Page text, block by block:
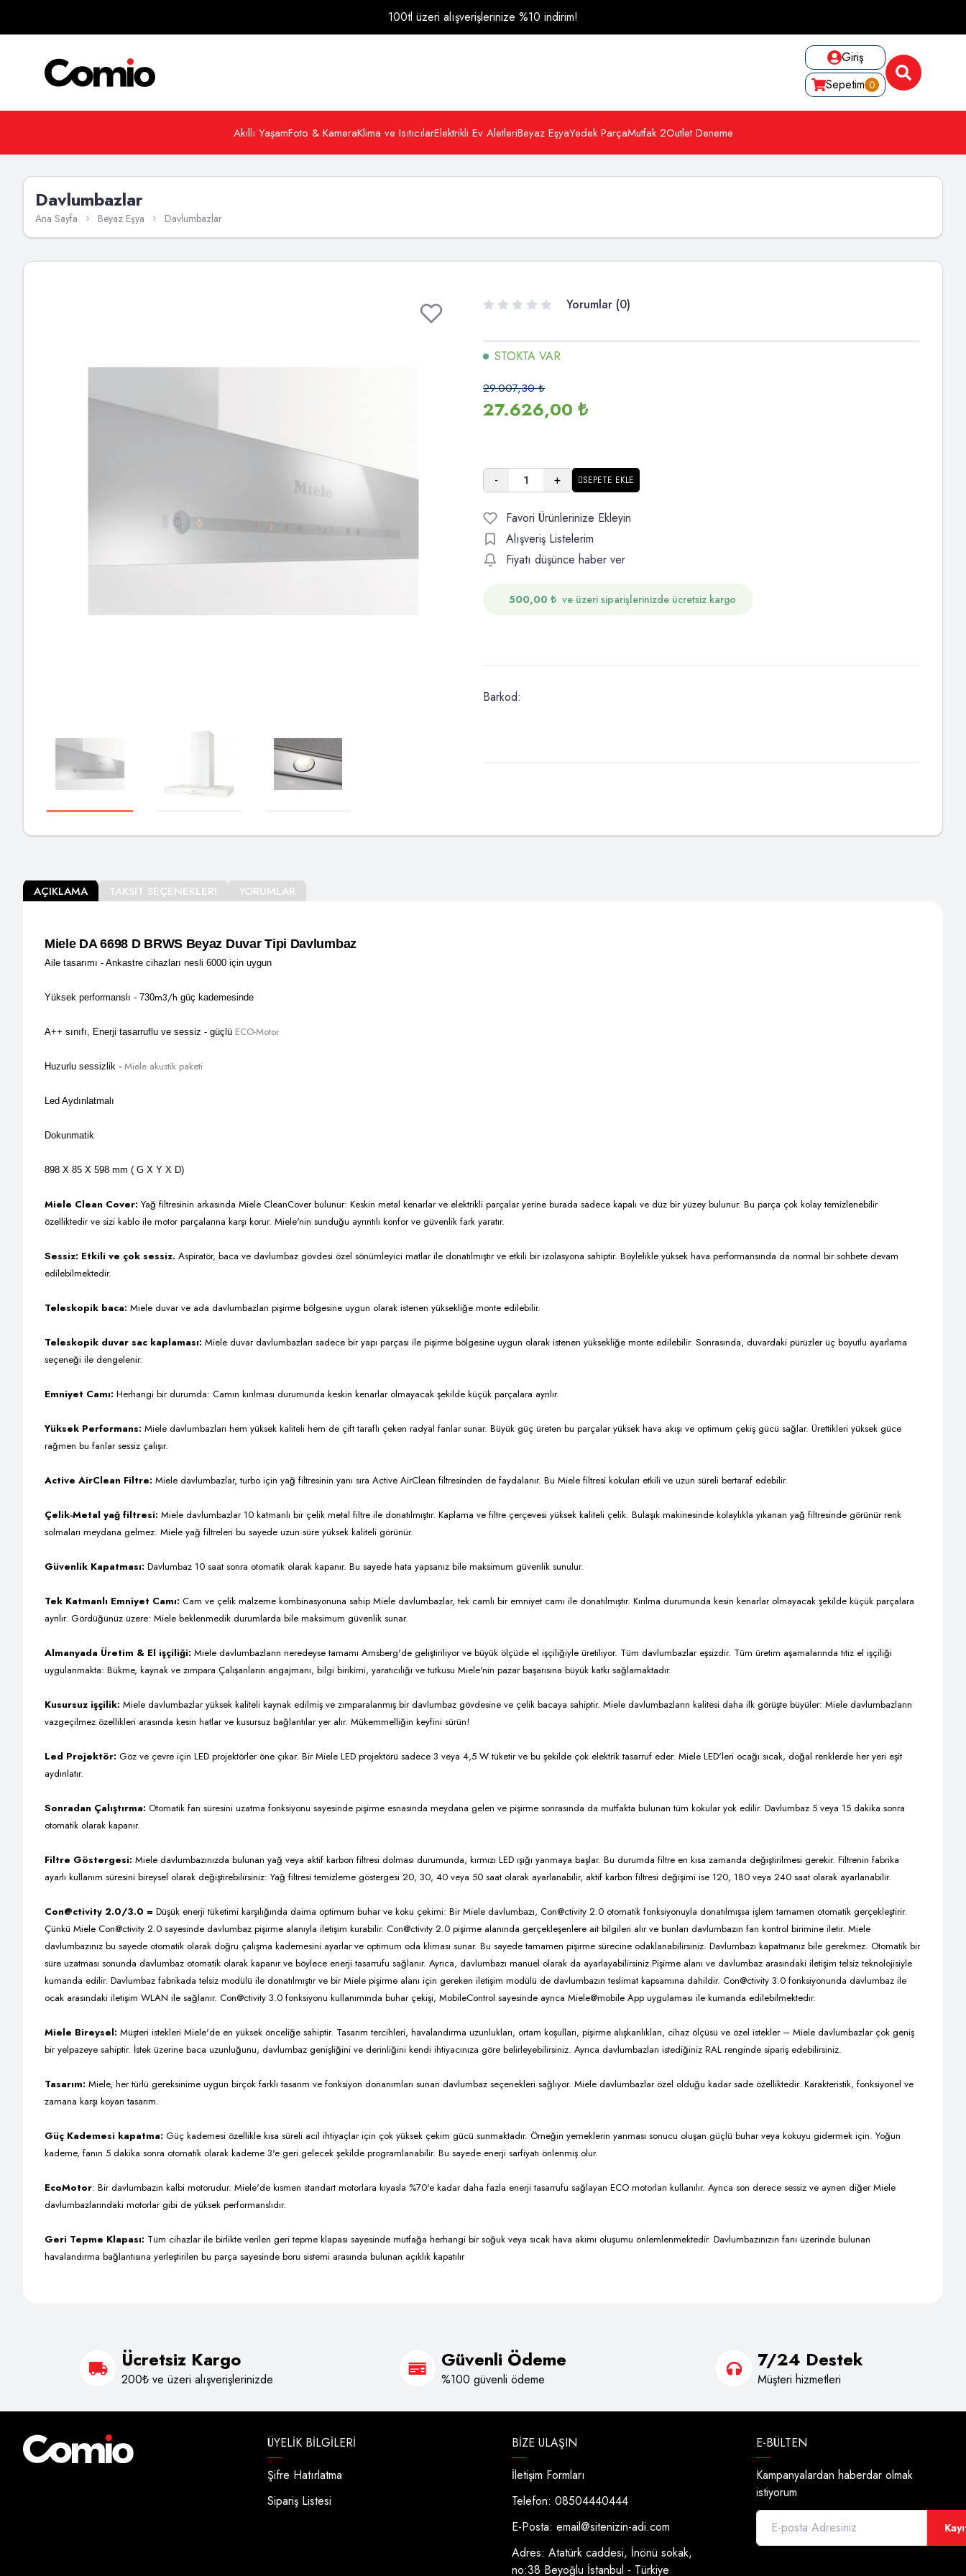
100tl üzeri alışverişlerinize %10 indirim!
Giriş
Sepetim 0
Akıllı YaşamFoto & KameraKlima ve IsıtıcılarElektrikli Ev AletleriBeyaz EşyaYedek ParçaMutfak 2Outlet Deneme
Davlumbazlar
Ana Sayfa Beyaz Eşya Davlumbazlar
Yorumlar (0)
STOKTA VAR
29.007,30₺
27.626,00 ₺
- + SEPETE EKLE
Favori Ürünlerinize Ekleyin
Alışveriş Listelerim
Fiyatı düşünce haber ver
500,00 ₺ ve üzeri siparişlerinizde ücretsiz kargo
Barkod:
AÇIKLAMA TAKSIT SEÇENEKLERI YORUMLAR
Miele DA 6698 D BRWS Beyaz Duvar Tipi Davlumbaz
Aile tasarımı - Ankastre cihazları nesli 6000 için uygun
Yüksek performanslı - 730m3/h güç kademesinde
A++ sınıfı, Enerji tasarruflu ve sessiz - güçlü ECO-Motor
Huzurlu sessizlik - Miele akustik paketi
Led Aydınlatmalı
Dokunmatik
898 X 85 X 598 mm ( G X Y X D)
Miele Clean Cover: Yağ filtresinin arkasında Miele CleanCover bulunur: Keskin metal kenarlar ve elektrikli parçalar yerine burada sadece kapalı ve düz bir yüzey bulunur. Bu parça çok kolay temizlenebilir
özelliktedir ve sizi kablo ile motor parçalarına karşı korur. Miele'nin sunduğu ayrıntılı konfor ve güvenlik fark yaratır.
Sessiz: Etkili ve çok sessiz. Aspiratör, baca ve davlumbaz gövdesi özel sönümleyici matlar ile donatılmıştır ve etkili bir izolasyona sahiptir. Böylelikle yüksek hava performansında da normal bir sohbete devam
edilebilmektedir.
Teleskopik baca: Miele duvar ve ada davlumbazları pişirme bölgesine uygun olarak istenen yüksekliğe monte edilebilir.
Teleskopik duvar sac kaplaması: Miele duvar davlumbazları sadece bir yapı parçası ile pişirme bölgesine uygun olarak istenen yüksekliğe monte edilebilir. Sonrasında, duvardaki pürüzler üç boyutlu ayarlama
seçeneği ile dengelenir.
Emniyet Camı: Herhangi bir durumda: Camın kırılması durumunda keskin kenarlar olmayacak şekilde küçük parçalara ayrılır.
Yüksek Performans: Miele davlumbazları hem yüksek kaliteli hem de çift taraflı çeken radyal fanlar sunar. Büyük güç üreten bu parçalar yüksek hava akışı ve optimum çekiş gücü sağlar. Ürettikleri yüksek güce
rağmen bu fanlar sessiz çalışır.
Active AirClean Filtre: Miele davlumbazlar, turbo için yağ filtresinin yanı sıra Active AirClean filtresinden de faydalanır. Bu Miele filtresi kokuları etkili ve uzun süreli bertaraf edebilir.
Çelik-Metal yağ filtresi: Miele davlumbazlar 10 katmanlı bir çelik metal filtre ile donatılmıştır. Kaplama ve filtre çerçevesi yüksek kaliteli çelik. Bulaşık makinesinde kolaylıkla yıkanan yağ filtresinde görünür renk
solmaları meydana gelmez. Miele yağ filtreleri bu sayede uzun süre yüksek kaliteli görünür.
Güvenlik Kapatması: Davlumbaz 10 saat sonra otomatik olarak kapanır. Bu sayede hata yapsanız bile maksimum güvenlik sunulur.
Tek Katmanlı Emniyet Camı: Cam ve çelik malzeme kombinasyonuna sahip Miele davlumbazlar, tek camlı bir emniyet camı ile donatılmıştır. Kırılma durumunda kesin kenarlar olmayacak şekilde küçük parçalara
ayrılır. Gördüğünüz üzere: Miele beklenmedik durumlarda bile maksimum güvenlik sunar.
Almanyada Üretim & El işçiliği: Miele davlumbazların neredeyse tamamı Arnsberg'de geliştiriliyor ve büyük ölçüde el işçiliğiyle üretiliyor. Tüm davlumbazlar eşsizdir. Tüm üretim aşamalarında titiz el işçiliği
uygulanmakta: Bükme, kaynak ve zımpara Çalışanların angajmanı, bilgi birikimi, yaratıcılığı ve tutkusu Miele'nin pazar başarısına büyük katkı sağlamaktadır.
Kusursuz işçilik: Miele davlumbazlar yüksek kaliteli kaynak edilmiş ve zımparalanmış bir davlumbaz gövdesine ve çelik bacaya sahiptir. Miele davlumbazların kalitesi daha ilk görüşte büyüler: Miele davlumbazların
vazgeçilmez özellikleri arasında kesin hatlar ve kusursuz bağlantılar yer alır. Mükemmelliğin keyfini sürün!
Led Projektör: Göz ve çevre için LED projektörler öne çıkar. Bir Miele LED projektörü sadece 3 veya 4,5 W tüketir ve bu şekilde çok elektrik tasarruf eder. Miele LED'leri ocağı sıcak, doğal renklerde her yeri eşit
aydınlatır.
Sonradan Çalıştırma: Otomatik fan süresini uzatma fonksiyonu sayesinde pişirme esnasında meydana gelen ve pişirme sonrasında da mutfakta bulunan tüm kokular yok edilir. Davlumbaz 5 veya 15 dakika sonra
otomatik olarak kapanır.
Filtre Göstergesi: Miele davlumbazınızda bulunan yağ veya aktif karbon filtresi dolması durumunda, kırmızı LED ışığı yanmaya başlar. Bu durumda filtre en kısa zamanda değiştirilmesi gerekir. Filtrenin fabrika
ayarlı kullanım süresini bireysel olarak değiştirebilirsiniz: Yağ filtresi temizleme göstergesi 20, 30, 40 veya 50 saat olarak ayarlanabilir, aktif karbon filtresi değişimi ise 120, 180 veya 240 saat olarak ayarlanabilir.
Con@ctivity 2.0/3.0 = Düşük enerji tüketimi karşılığında daima optimum buhar ve koku çekimi: Bir Miele davlumbazı, Con@ctivity 2.0 otomatik fonksiyonuyla donatılmışsa işlem tamamen otomatik gerçekleştirir.
Çünkü Miele Con@ctivity 2.0 sayesinde davlumbaz pişirme alanıyla iletişim kurabilir. Con@ctivity 2.0 pişirme alanında gerçekleşenlere ait bilgileri alır ve bunları davlumbazın fan kontrol birimine iletir. Miele
davlumbazınız bu sayede otomatik olarak doğru çalışma kademesini ayarlar ve optimum oda kliması sunar. Bu sayede tamamen pişirme sürecine odaklanabilirsiniz. Davlumbazı kapatmanız bile gerekmez. Otomatik bir
süre uzatması sonunda davlumbaz otomatik olarak kapanır ve böylece enerji tasarrufu sağlanır. Ayrıca, davlumbazı manuel olarak da ayarlayabilirsiniz.Pişirme alanı ve davlumbaz arasındaki iletişim telsiz teknolojisiyle
kumanda edilir. Davlumbaz fabrikada telsiz modülü ile donatılmıştır ve bir Miele pişirme alanı için gereken iletişim modülü de davlumbazın teslimat kapsamına dahildir. Con@ctivity 3.0 fonksiyonunda davlumbaz ile
ocak arasındaki iletişim WLAN ile sağlanır. Con@ctivity 3.0 fonksiyonu kullanımında buhar çekişi, MobileControl sayesinde ayrıca Miele@mobile App uygulaması ile kumanda edilebilmektedir.
Miele Bireysel: Müşteri istekleri Miele'de en yüksek önceliğe sahiptir. Tasarım tercihleri, havalandırma uzunlukları, ortam koşulları, pişirme alışkanlıkları, cihaz ölçüsü ve özel istekler – Miele davlumbazlar çok geniş
bir yelpazeye sahiptir. İstek üzerine baca uzunluğunu, davlumbaz genişliğini ve derinliğini kendi ihtiyacınıza göre belirleyebilirsiniz. Ayrıca davlumbazları istediğiniz RAL renginde sipariş edebilirsiniz.
Tasarım: Miele, her türlü gereksinime uygun birçok farklı tasarım ve fonksiyon donanımları sunan davlumbaz seçenekleri sağlıyor. Miele davlumbazlar özel olduğu kadar sade özelliktedir. Karakteristik, fonksiyonel ve
zamana karşı koyan tasarım.
Güç Kademesi kapatma: Güç kademesi özellikle kısa süreli acil ihtiyaçlar için çok yüksek çekim gücü sunmaktadır. Örneğin yemeklerin yanması sonucu oluşan güçlü buhar veya kokuyu gidermek için. Yoğun
kademe, fanın 5 dakika sonra otomatik olarak kademe 3'e geri gelecek şekilde programlanabilir. Bu sayede enerji sarfiyatı önlenmiş olur.
EcoMotor: Bir davlumbazın kalbi motorudur. Miele'de kısmen standart motorlara kıyasla %70'e kadar daha fazla enerji tasarrufu sağlayan ECO motorları kullanılır. Ayrıca son derece sessiz ve aynen diğer Miele
davlumbazlarındaki motorlar gibi de yüksek performanslıdır.
Geri Tepme Klapası: Tüm cihazlar ile birlikte verilen geri tepme klapası sayesinde mutfağa herhangi bir soğuk veya sıcak hava akımı oluşumu önlemlenmektedir. Davlumbazınızın fanı üzerinde bulunan
havalandırma bağlantısına yerleştirilen bu parça sayesinde boru sistemi arasında bulunan açıklık kapatılır
Ücretsiz Kargo
200₺ ve üzeri alışverişlerinizde
Güvenli Ödeme
%100 güvenli ödeme
7/24 Destek
Müşteri hizmetleri
ÜYELIK BILGILERI
Şifre Hatırlatma
Sipariş Listesi
BIZE ULAŞIN
İletişim Formları
Telefon: 08504440444
E-Posta: email@sitenizin-adi.com
Adres: Atatürk caddesi, İnönü sokak,
no:38 Beyoğlu İstanbul - Türkiye
E-BÜLTEN
Kampanyalardan haberdar olmak
istiyorum